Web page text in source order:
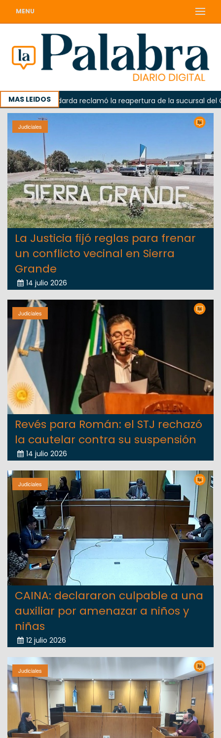
MENU
MAS LEIDOSOdarda reclamó la reapertura de la sucursal del
Judiciales
La Justicia fijó reglas para frenar
un conflicto vecinal en Sierra
Grande
14 julio 2026
Judiciales
Revés para Román: el STJ rechazó
la cautelar contra su suspensión
14 julio 2026
Judiciales
CAINA: declararon culpable a una
auxiliar por amenazar a niños y
niñas
12 julio 2026
Judiciales